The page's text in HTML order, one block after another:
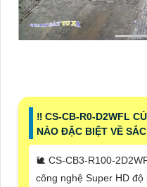
‼️ CS-CB-R0-D2WFL
NÀO ĐẶC BIỆT VỀ
🐌 CS-CB3-R100-
công nghệ Super HD